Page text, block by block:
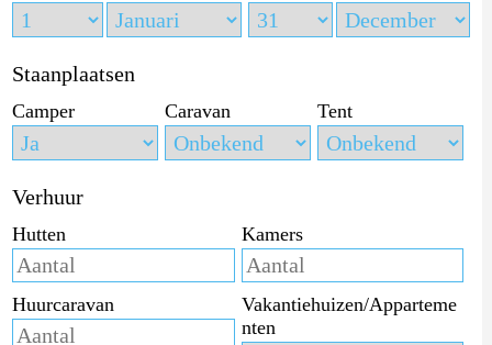
Staanplaatsen
Camper Caravan Tent
Verhuur
Hutten Kamers
Huurcaravan
Vakantiehuizen/Apparteme
nten